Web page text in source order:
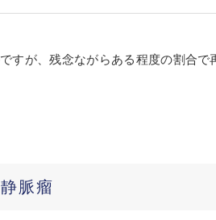
すが、残念ながらある程度の割合で
脈瘤